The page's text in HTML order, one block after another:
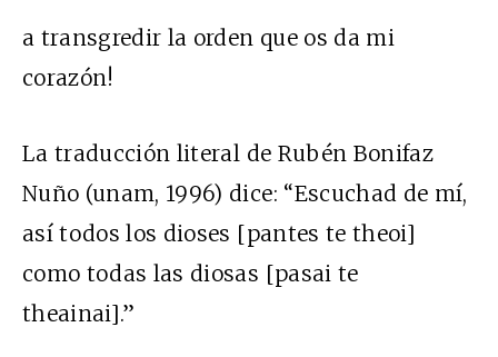
a transgredir la orden que os da mi
corazón!
La traducción literal de Rubén Bonifaz
Nuño (unam, 1996) dice: “Escuchad de mí,
así todos los dioses [pantes te theoi]
como todas las diosas [pasai te
theainai].”